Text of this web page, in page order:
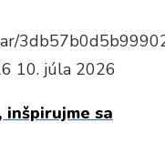
10. júla 2026
sa